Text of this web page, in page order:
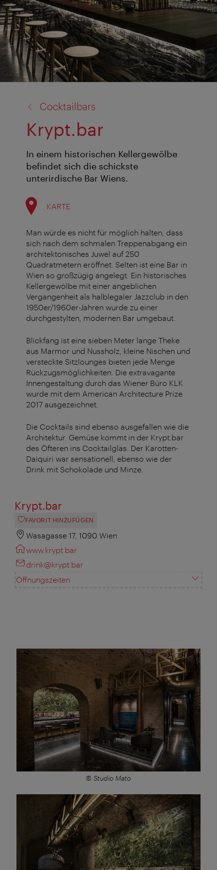
Cocktailbars
Krypt.bar
In einem historischen Kellergewölbe
befindet sich die schickste
unterirdische Bar Wiens.
KARTE
Man würde es nicht für möglich halten, dass
sich nach dem schmalen Treppenabgang ein
architektonisches Juwel auf 250
Quadratmetern eröffnet. Selten ist eine Bar in
Wien so großzügig angelegt. Ein historisches
Kellergewölbe mit einer angeblichen
Vergangenheit als halblegaler Jazzclub in den
1950er/1960er-Jahren wurde zu einer
durchgestylten, modernen Bar umgebaut.
Blickfang ist eine sieben Meter lange Theke
aus Marmor und Nussholz, kleine Nischen und
versteckte Sitzlounges bieten jede Menge
Rückzugsmöglichkeiten. Die extravagante
Innengestaltung durch das Wiener Büro KLK
wurde mit dem American Architecture Prize
2017 ausgezeichnet.
Die Cocktails sind ebenso ausgefallen wie die
Architektur. Gemüse kommt in der Krypt.bar
des Öfteren ins Cocktailglas. Der Karotten-
Daiquiri war sensationell, ebenso wie der
Drink mit Schokolade und Minze.
Krypt.bar
FAVORIT HINZUFÜGEN
Wasagasse 17, 1090 Wien
www.krypt.bar
drink@krypt.bar
Öffnungszeiten
© Studio Mato